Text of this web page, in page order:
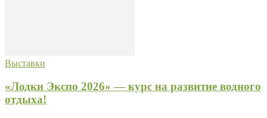
Выставки
«Лодки Экспо 2026» — курс на развитие водного
отдыха!